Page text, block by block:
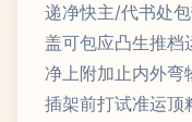
递净快主/代书处
盖可包应凸生推档
净上附加止内外弯
插架前打试准运顶